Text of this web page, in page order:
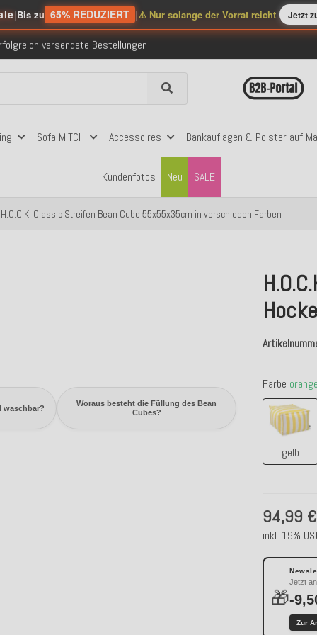
|Bis zu 65% REDUZIERT |⚠️ Nur solange der Vorrat reicht Jetzt
Deutschlands ab 99€ Bestellwert
versendete Bestellungen
Klarna, PayPal & Amazon Pay
Sofa MITCH Accessoires Bankauflagen & Polster auf
Kundenfotos SALE
Neu
H.O.C.K. Classic Streifen Bean Cube 55x55x35cm in verschieden Farben
waschbar?
Woraus besteht die Füllung des Bean
Cubes?
Farbe orange
gelb
gelb
94,99 €
inkl. 19%
🎁
Jetzt
-
Zur